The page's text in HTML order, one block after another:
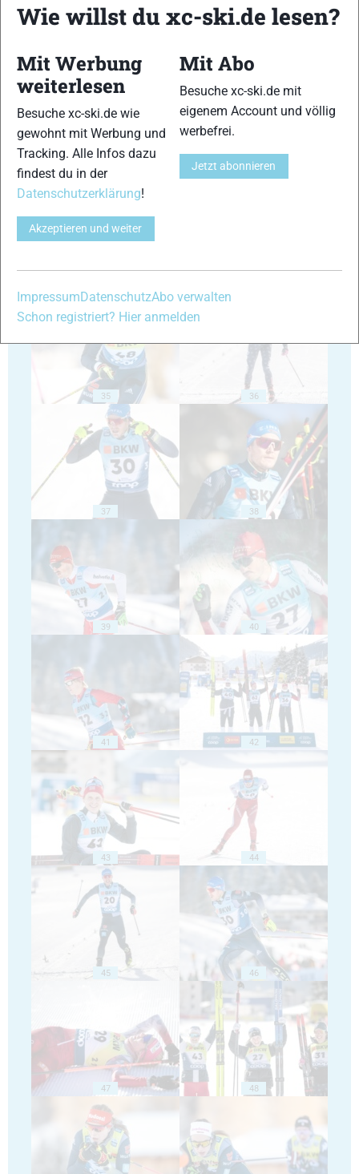
32
35 36
37 38
39 40
41 42
43 44
45 46
47 48
Wie willst du xc-ski.de lesen?
Mit Werbung
weiterlesen
Besuche xc-ski.de wie
gewohnt mit Werbung und
Tracking. Alle Infos dazu
findest du in der
Datenschutzerklärung!
Akzeptieren und weiter
Mit Abo
Besuche xc-ski.de mit
eigenem Account und völlig
werbefrei.
Jetzt abonnieren
ImpressumDatenschutzAbo verwalten
Schon registriert? Hier anmelden